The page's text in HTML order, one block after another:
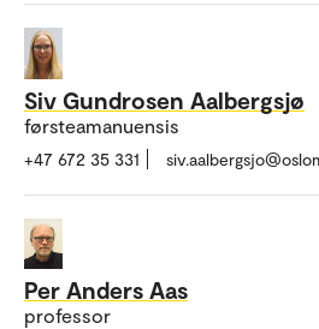
Siv Gundrosen Aalbergsjø
førsteamanuensis
+47 672 35 331
Per Anders Aas
professor